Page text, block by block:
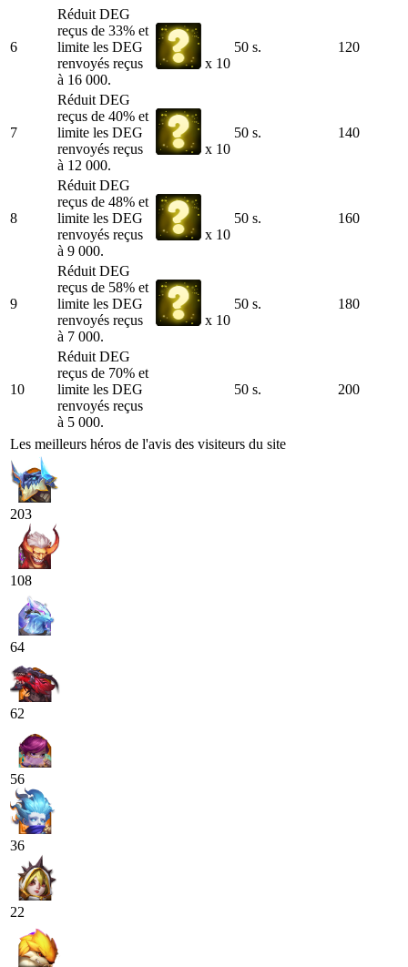
6
Réduit DEG
reçus de 33% et
limite les DEG
renvoyés reçus
à 16 000.
x 10
50 s. 120
7
Réduit DEG
reçus de 40% et
limite les DEG
renvoyés reçus
à 12 000.
x 10
50 s. 140
8
Réduit DEG
reçus de 48% et
limite les DEG
renvoyés reçus
à 9 000.
x 10
50 s. 160
9
Réduit DEG
reçus de 58% et
limite les DEG
renvoyés reçus
à 7 000.
x 10
50 s. 180
10
Réduit DEG
reçus de 70% et
limite les DEG
renvoyés reçus
à 5 000.
50 s. 200
Les meilleurs héros de l'avis des visiteurs du site
203
108
64
62
56
36
22